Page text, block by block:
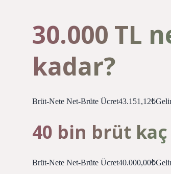
30.000 TL
kadar?
Brüt-Nete Net-Brüte
40 bin brüt
Brüt-Nete Net-Brüte